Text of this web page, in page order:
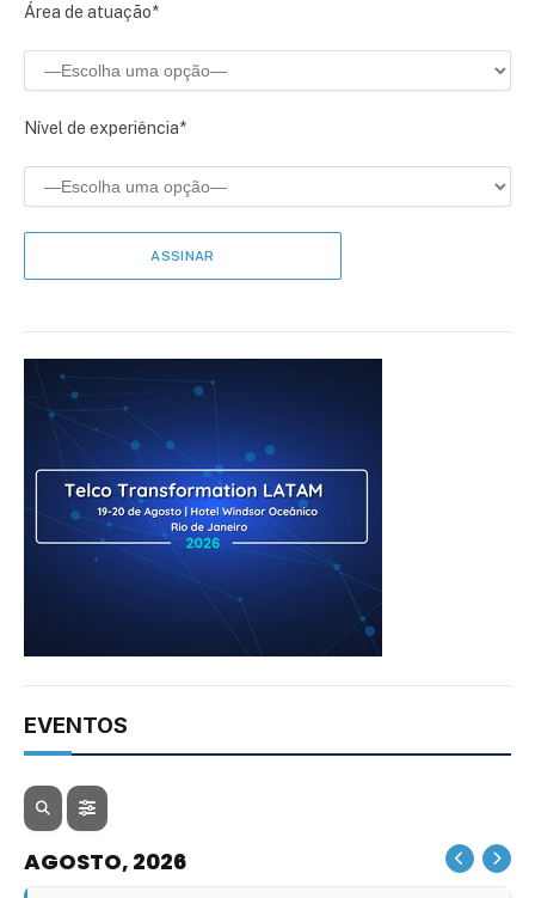
Área de atuação*
Nível de experiência*
EVENTOS
AGOSTO, 2026